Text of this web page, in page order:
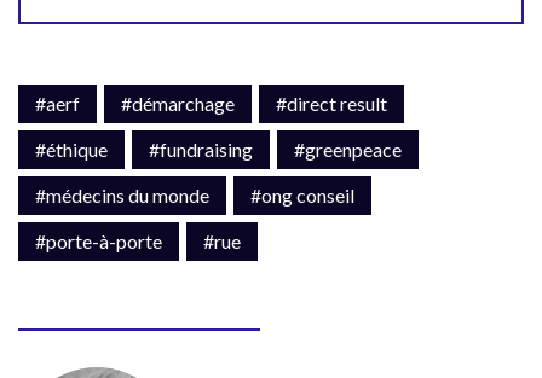
#aerf #démarchage
#direct result
#éthique
#fundraising
#greenpeace
#médecins du monde
#ong conseil
#porte-à-porte
#rue